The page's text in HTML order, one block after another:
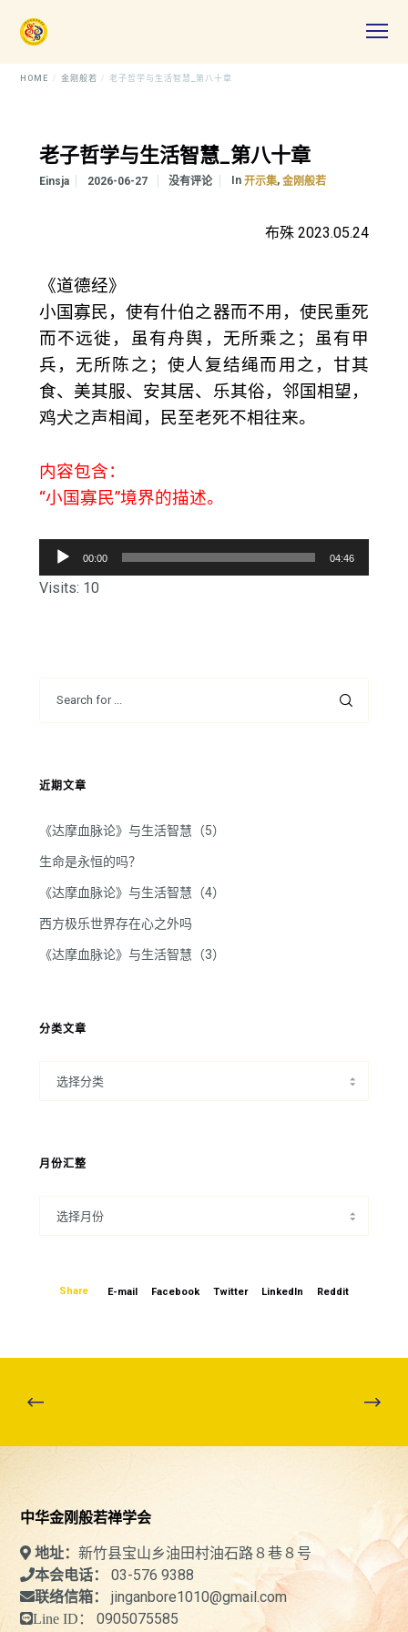
HOME 金刚般若 老子哲学与生活智慧_第八十章
老子哲学与生活智慧_第八十章
Einsja 2026-06-27 没有评论 In 开示集, 金刚般若
布殊 2023.05.24
《道德经》
小国寡民，使有什伯之器而不用，使民重死
而不远徙，虽有舟舆，无所乘之；虽有甲
兵，无所陈之；使人复结绳而用之，甘其
食、美其服、安其居、乐其俗，邻国相望，
鸡犬之声相闻，民至老死不相往来。
内容包含：
“小国寡民”境界的描述。
频
00:00 04:46
Visits: 10
近期文章
《达摩血脉论》与生活智慧（5）
生命是永恒的吗？
《达摩血脉论》与生活智慧（4）
西方极乐世界存在心之外吗
《达摩血脉论》与生活智慧（3）
分类文章
月份汇整
Share E-mail Facebook Twitter LinkedIn Reddit
中华金刚般若禅学会
地址：新竹县宝山乡油田村油石路８巷８号
本会电话： 03-576 9388
联络信箱： jinganbore1010@gmail.com
Line ID：
0905075585